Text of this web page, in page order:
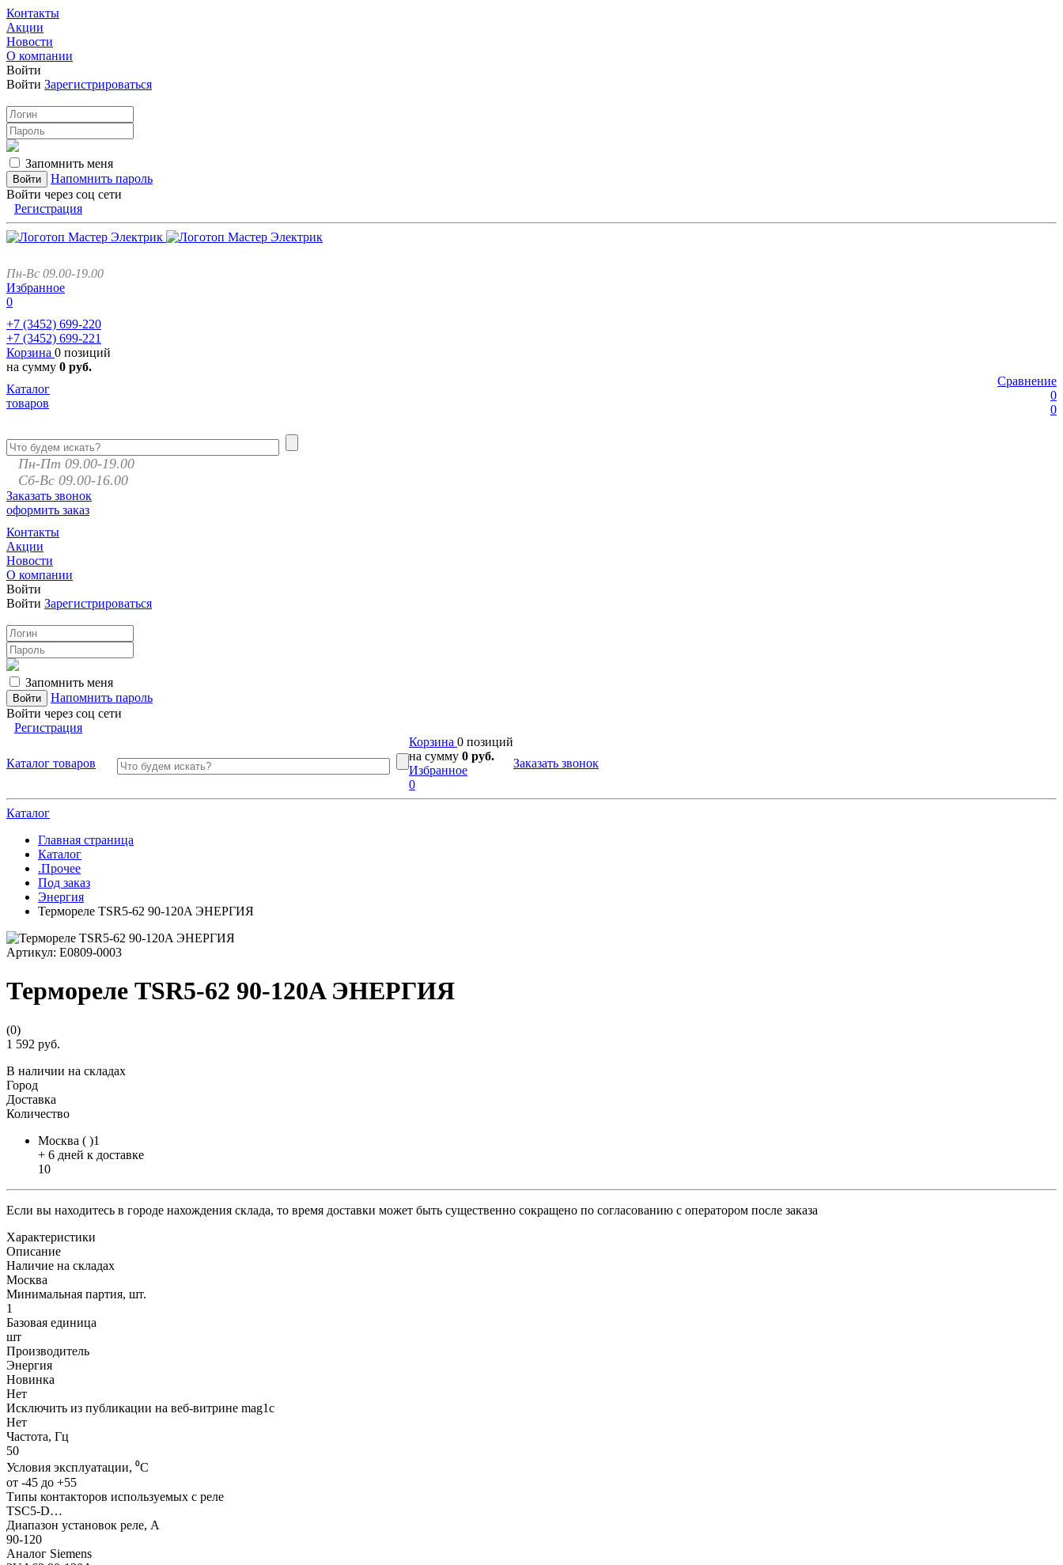
Контакты
Акции
Новости
О компании
Войти
Войти Зарегистрироваться
Запомнить меня
Напомнить пароль
Войти через соц сети
Регистрация
Пн-Вс 09.00-19.00
Избранное
0
+7 (3452) 699-220
+7 (3452) 699-221
Корзина 0 позиций
на сумму 0 руб.
Сравнение
0
0
Каталог
товаров
Пн-Пт 09.00-19.00
Сб-Вс 09.00-16.00
Заказать звонок
оформить заказ
Контакты
Акции
Новости
О компании
Войти
Войти Зарегистрироваться
Запомнить меня
Напомнить пароль
Войти через соц сети
Регистрация
Каталог товаров
Корзина 0 позиций
на сумму 0 руб.
Избранное
0
Заказать звонок
Каталог
Главная страница
Каталог
.Прочее
Под заказ
Энергия
Термореле TSR5-62 90-120A ЭНЕРГИЯ
Артикул: Е0809-0003
Термореле TSR5-62 90-120A ЭНЕРГИЯ
(0)
1 592 руб.
В наличии на складах
Город
Доставка
Количество
Москва ( )1
+ 6 дней к доставке
10
Если вы находитесь в городе нахождения склада, то время доставки может быть существенно сокращено по согласованию с оператором после заказа
Характеристики
Описание
Наличие на складах
Москва
Минимальная партия, шт.
1
Базовая единица
шт
Производитель
Энергия
Новинка
Нет
Исключить из публикации на веб-витрине mag1c
Нет
Частота, Гц
50
Условия эксплуатации, ⁰С
от -45 до +55
Типы контакторов используемых с реле
TSC5-D…
Диапазон установок реле, А
90-120
Аналог Siemens